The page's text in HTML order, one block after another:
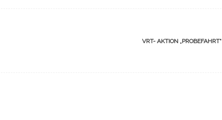
VRT- AKTION „PROBEFAHRT“